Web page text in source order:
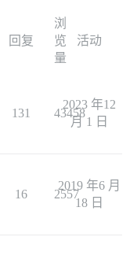
回复
浏
览
量
活动
131 43458
2023 年12
月 1 日
16 2557
2019 年6 月
18 日